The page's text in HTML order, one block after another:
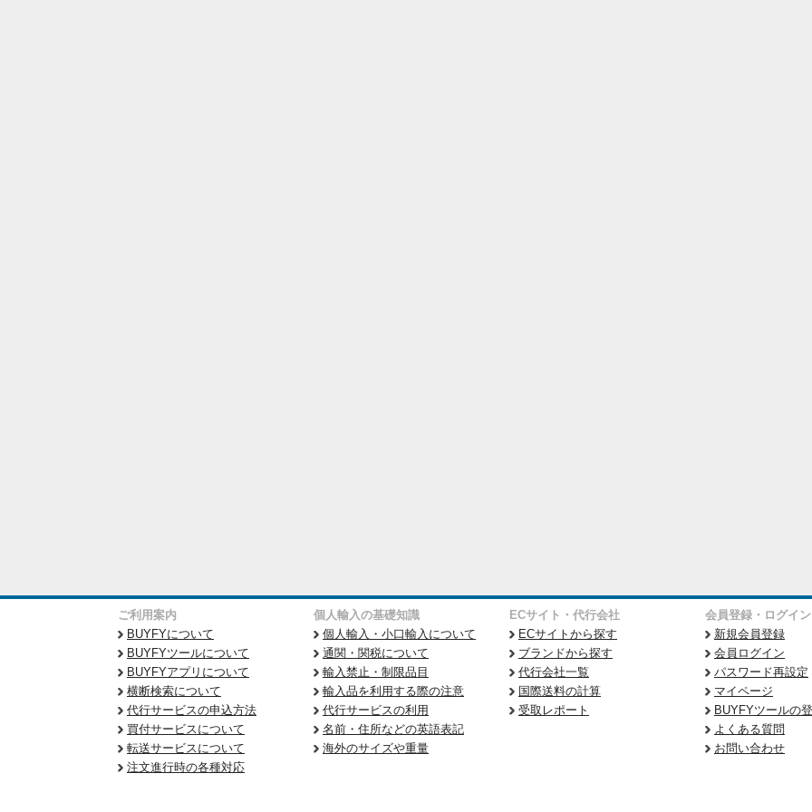
ご利用案内
BUYFYについて
BUYFYツールについて
BUYFYアプリについて
横断検索について
代行サービスの申込方法
買付サービスについて
転送サービスについて
注文進行時の各種対応
個人輸入の基礎知識
個人輸入・小口輸入について
通関・関税について
輸入禁止・制限品目
輸入品を利用する際の注意
代行サービスの利用
名前・住所などの英語表記
海外のサイズや重量
ECサイト・代行会社
ECサイトから探す
ブランドから探す
代行会社一覧
国際送料の計算
受取レポート
会員登録・ログイン
新規会員登録
会員ログイン
パスワード再設定
マイページ
BUYFYツールの
よくある質問
お問い合わせ